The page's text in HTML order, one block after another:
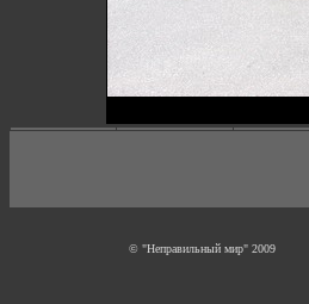
© "Неправильный мир" 2009